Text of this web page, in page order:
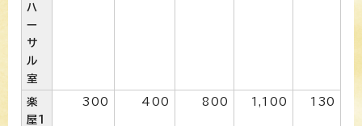
ハ
ー
サ
ル
室
楽
屋1
300 400 800 1,100 130